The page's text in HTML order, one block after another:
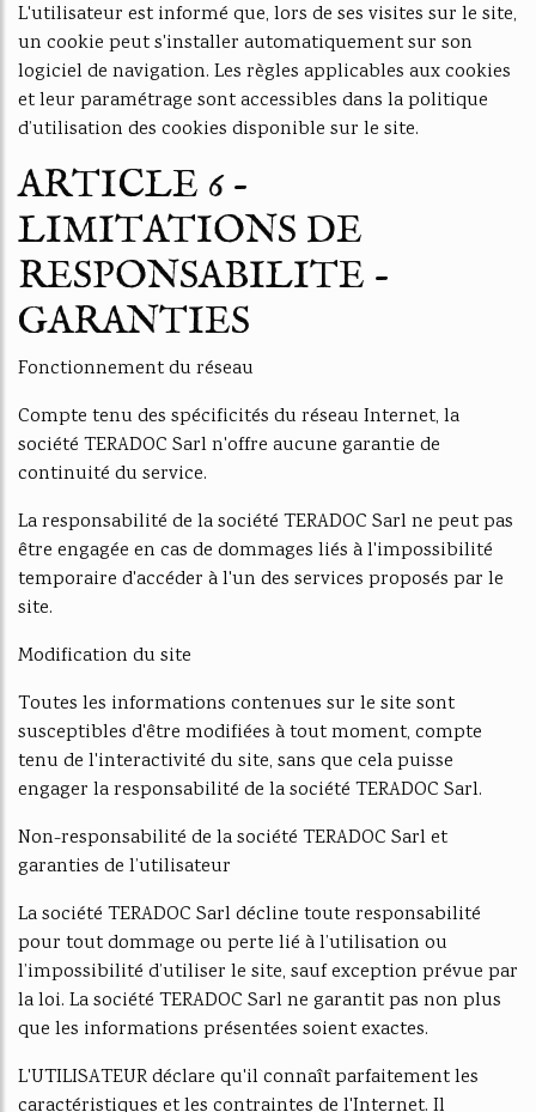
L'utilisateur est informé que, lors de ses visites sur le site,
un cookie peut s'installer automatiquement sur son
logiciel de navigation. Les règles applicables aux cookies
et leur paramétrage sont accessibles dans la politique
d’utilisation des cookies disponible sur le site.
ARTICLE 6 -
LIMITATIONS DE
RESPONSABILITE -
GARANTIES
Fonctionnement du réseau
Compte tenu des spécificités du réseau Internet, la
société TERADOC Sarl n'offre aucune garantie de
continuité du service.
La responsabilité de la société TERADOC Sarl ne peut pas
être engagée en cas de dommages liés à l'impossibilité
temporaire d'accéder à l'un des services proposés par le
site.
Modification du site
Toutes les informations contenues sur le site sont
susceptibles d'être modifiées à tout moment, compte
tenu de l'interactivité du site, sans que cela puisse
engager la responsabilité de la société TERADOC Sarl.
Non-responsabilité de la société TERADOC Sarl et
garanties de l’utilisateur
La société TERADOC Sarl décline toute responsabilité
pour tout dommage ou perte lié à l’utilisation ou
l’impossibilité d’utiliser le site, sauf exception prévue par
la loi. La société TERADOC Sarl ne garantit pas non plus
que les informations présentées soient exactes.
L'UTILISATEUR déclare qu'il connaît parfaitement les